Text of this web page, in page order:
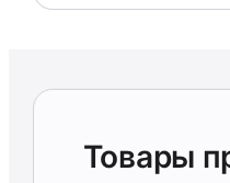
Товары